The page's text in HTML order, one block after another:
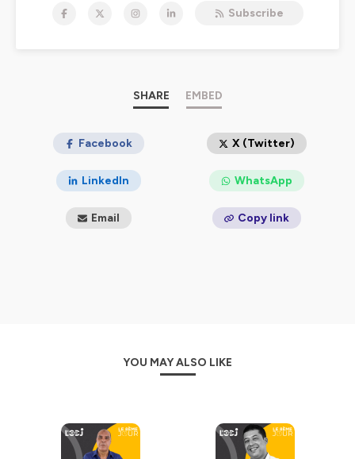
Subscribe
SHARE EMBED
Facebook X (Twitter)
LinkedIn WhatsApp
Email Copy link
YOU MAY ALSO LIKE